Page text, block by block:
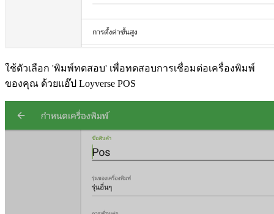
ใช้ตัวเลือก 'พิมพ์ทดสอบ' เพื่อทดสอบการเชื่อมต่อเครื่องพิมพ์
ของคุณ ด้วยแอ๊ป Loyverse POS